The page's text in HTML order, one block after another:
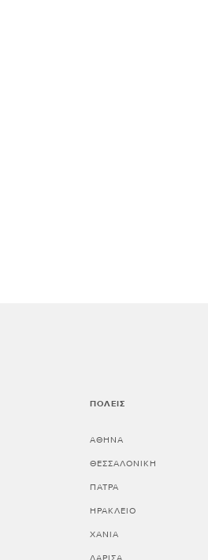
ΠΌΛΕΙΣ
ΑΘΗΝΑ
ΘΕΣΣΑΛΟΝΙΚΗ
ΠΑΤΡΑ
ΗΡΑΚΛΕΙΟ
ΧΑΝΙΑ
ΛΑΡΙΣΑ